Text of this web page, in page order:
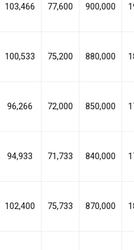
103,466 77,600 900,000
100,533 75,200 880,000
96,266 72,000 850,000
94,933 71,733 840,000
102,400 75,733 870,000